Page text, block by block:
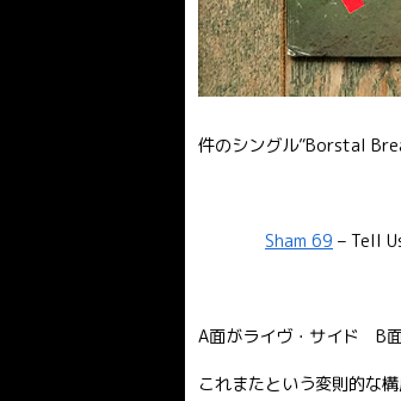
件のシングル”Borstal
Sham 69 – Tell
A面がライヴ・サイド B
これまたという変則的な